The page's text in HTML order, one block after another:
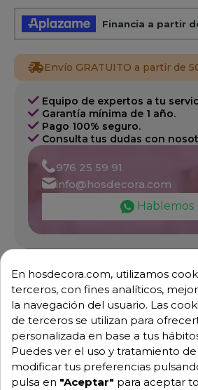
Envío GRATUITO a partir de
Equipo de expertos a tu
Garantía mínima de 1 año.
Pago 100% seguro.
Consulta tus dudas con
976 25 59 91
info@hosdecora.com
Hablemos
En hosdecora.com, utilizamos
terceros, con fines analíticos,
la navegación del usuario. Las
de terceros se utilizan para
personalizada en base a tus
Puedes ver el uso y tratamiento
modificar tus preferencias
pulsa en "Aceptar" para aceptar